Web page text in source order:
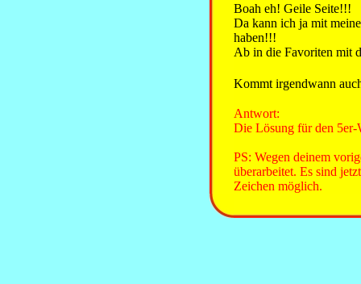
Boah eh! Geile Seite!!!
Da kann ich ja mit
haben!!!
Ab in die Favoriten mit
Kommt irgendwann
Antwort:
Die Lösung für den 5er-
PS: Wegen deinem
überarbeitet. Es sind
Zeichen möglich.